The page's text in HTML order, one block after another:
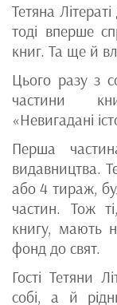
Тетяна
тоді вперше
книг. Та ще й
Цього разу з
частини
«Невигадані
Перша
видавництва.
або 4 тираж,
частин. Тож
книгу, мають
фонд до свят.
Гості Тетяни
собі, а й